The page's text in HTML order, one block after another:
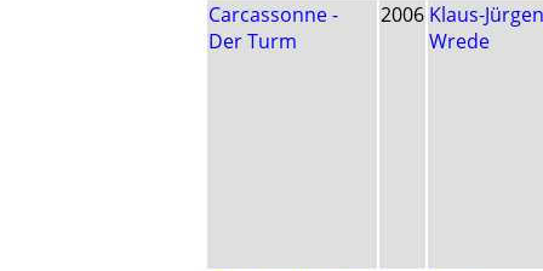
Carcassonne -
Der Turm
2006 Klaus-Jürgen
Wrede